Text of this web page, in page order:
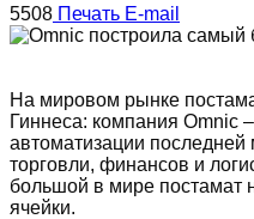
5508 Печать E-mail
На мировом рынке
Гиннеса: компания Omnic
автоматизации последней
торговли, финансов и
большой в мире постамат
ячейки.